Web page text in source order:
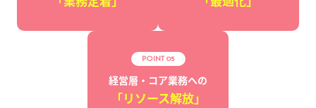
POINT 05
経営層・ コア業務への
「リソース解放」